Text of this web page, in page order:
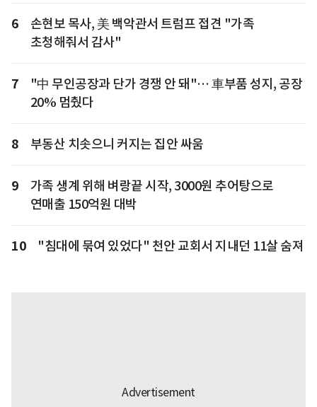
6
손현보 목사, 美 백악관서 트럼프 접견 "가족
초청해줘서 감사"
7
"中 무인공장과 단가 경쟁 안 돼"… 車부품 성지, 공장
20% 멈췄다
8 부동산 치솟으니 커지는 집안 싸움
9
가족 생계 위해 벼랑끝 시작, 3000원 추어탕으로
연매출 150억원 대박
10 "침대에 묶여 있었다" 천안 교회서 지내던 11살 숨져